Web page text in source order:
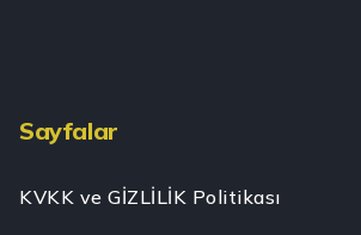
Sayfalar
KVKK ve GİZLİLİK Politikası